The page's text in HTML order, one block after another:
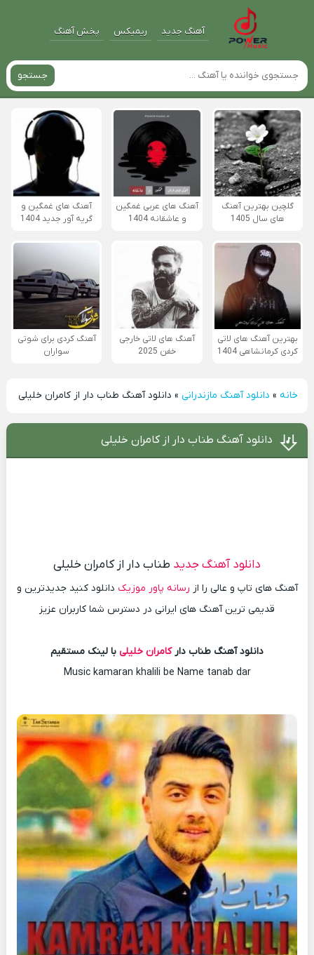
آهنگ جدید ریمیکس پخش آهنگ
جستجو
گلچین بهترین آهنگ
های سال 1405
آهنگ های عربی غمگین
و عاشقانه 1404
آهنگ های غمگین و
گریه آور جدید 1404
بهترین آهنگ های لاتی
کردی کرمانشاهی 1404
آهنگ های لاتی خارجی
خفن 2025
آهنگ کردی برای شوتی
سواران
خانه» دانلود آهنگ مازندرانی» دانلود آهنگ طناب دار از کامران خلیلی
دانلود آهنگ طناب دار از کامران خلیلی
دانلود آهنگ جدید طناب دار از کامران خلیلی
آهنگ های تاپ و عالی را از رسانه پاور موزیک دانلود کنید جدیدترین و
قدیمی ترین آهنگ های ایرانی در دسترس شما کاربران عزیز
دانلود آهنگ طناب دارکامران خلیلی با لینک مستقیم
Music kamaran khalili be Name tanab dar